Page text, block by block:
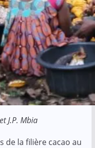
J.P. Mbia
de la filière cacao au